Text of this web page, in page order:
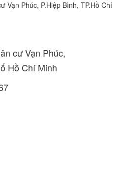
Vạn Phúc, P.Hiệp Bình, TP.Hồ Chí
cư Vạn Phúc,
Hồ Chí Minh